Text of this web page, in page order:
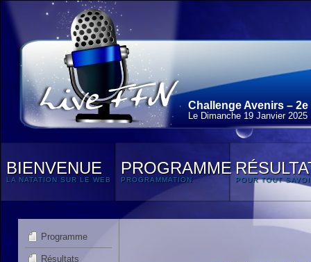
Challenge Avenirs – 2e
Le Dimanche 19 Janvier 2025
BIENVENUE
LA NATATION SUR LE WEB
PROGRAMME
PROGRAMMATION POUR TOUT
Programme
Résultats